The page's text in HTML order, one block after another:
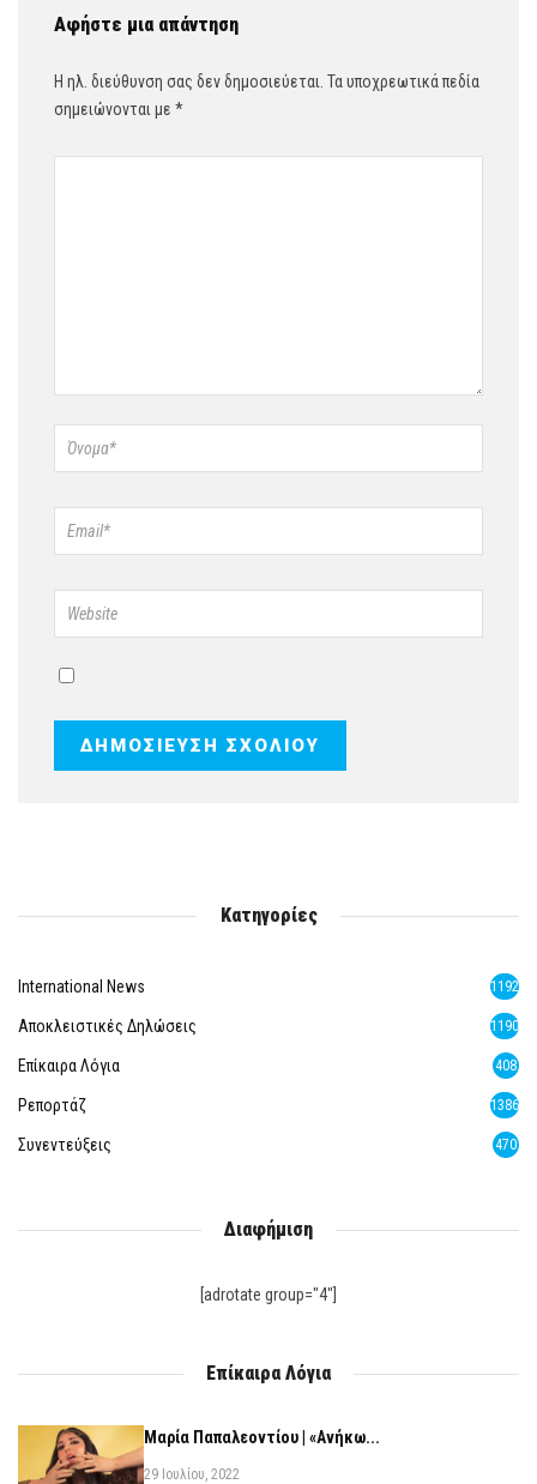
Αφήστε μια απάντηση
Η ηλ. διεύθυνση σας δεν δημοσιεύεται. Τα υποχρεωτικά πεδία
σημειώνονται με *
Κατηγορίες
International News 1192
Αποκλειστικές Δηλώσεις 1190
Επίκαιρα Λόγια 408
Ρεπορτάζ 1386
Συνεντεύξεις 470
Διαφήμιση
[adrotate group="4"]
Επίκαιρα Λόγια
Μαρία Παπαλεοντίου | «Ανήκω...
29 Ιουλίου, 2022